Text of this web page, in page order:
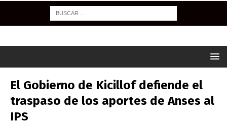
El Gobierno de Kicillof defiende el
traspaso de los aportes de Anses al
IPS